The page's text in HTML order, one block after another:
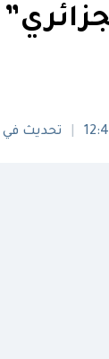
تحديث في 29 أفريل 2026 - 14:10